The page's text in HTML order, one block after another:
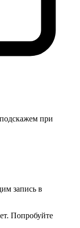
при
запись в
Попробуйте